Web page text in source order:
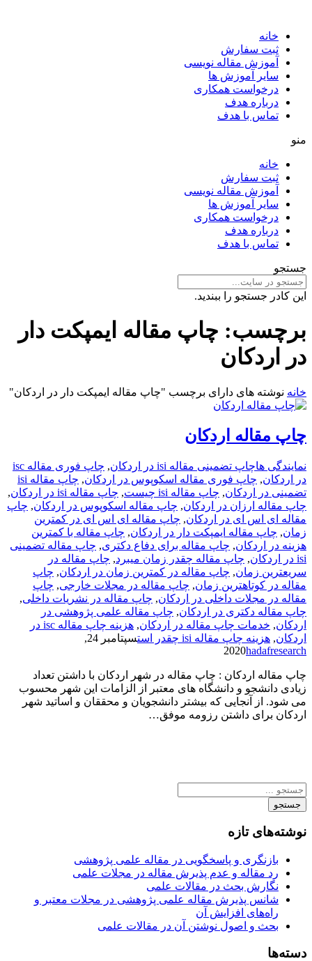
خانه
ثبت سفارش
آموزش مقاله نویسی
سایر آموزش ها
درخواست همکاری
درباره هدف
تماس با هدف
منو
خانه
ثبت سفارش
آموزش مقاله نویسی
سایر آموزش ها
درخواست همکاری
درباره هدف
تماس با هدف
جستجو
این کادر جستجو را ببندید.
برچسب: چاپ مقاله ایمپکت دار
در اردکان
خانه نوشته های دارای برچسب "چاپ مقاله ایمپکت دار در اردکان"
چاپ مقاله اردکان
نمایندگی هاچاپ تضمینی مقاله isi در اردکان ,
چاپ فوری مقاله isc
در اردکان, چاپ فوری مقاله اسکوپوس در اردکان,
چاپ مقاله isi
تضمینی در اردکان, چاپ مقاله isi چیست , چاپ مقاله isi در اردکان
,
چاپ مقاله ارزان در اردکان, چاپ مقاله اسکوپوس در اردکان, چاپ
مقاله ای اس ای در اردکان, چاپ مقاله ای اس ای در کمترین
زمان, چاپ مقاله ایمپکت دار در اردکان, چاپ مقاله با کمترین
هزینه در اردکان, چاپ مقاله برای دفاع دکتری, چاپ مقاله تضمینی
isi در اردکان
, چاپ مقاله چقدر زمان میبرد, چاپ مقاله در
سریعترین زمان, چاپ مقاله در کمترین زمان در اردکان, چاپ
مقاله در کوتاهترین زمان, چاپ مقاله در مجلات خارجی, چاپ
مقاله در مجلات داخلی در اردکان, چاپ مقاله در نشریات داخلی,
چاپ مقاله دکتری در اردکان, چاپ مقاله علمی پژوهشی در
اردکان, خدمات چاپ مقاله در اردکان,
هزینه چاپ مقاله isc در
اردکان, هزینه چاپ مقاله isi چقدر است
سپتامبر 24,
2020hadafresearch
چاپ مقاله اردکان : چاپ مقاله در شهر اردکان با داشتن تعداد
زیادی دانشجو و دانشگاه های معتبر از الزامات این شهر محسوب
می شود. از آنجایی که بیشتر دانشجویان و محققان و اساتید شهر
اردکان برای داشتن رزومه موفق…
جستجو
نوشته‌های تازه
بازنگری و پاسخگویی در مقاله علمی پژوهشی
رد مقاله و عدم پذیرش مقاله در مجلات علمی
نگارش بحث در مقالات علمی
شانس پذیرش مقاله علمی پژوهشی در مجلات معتبر و
راه‌های افزایش آن
بحث و اصول نوشتن آن در مقالات علمی
دسته‌ها